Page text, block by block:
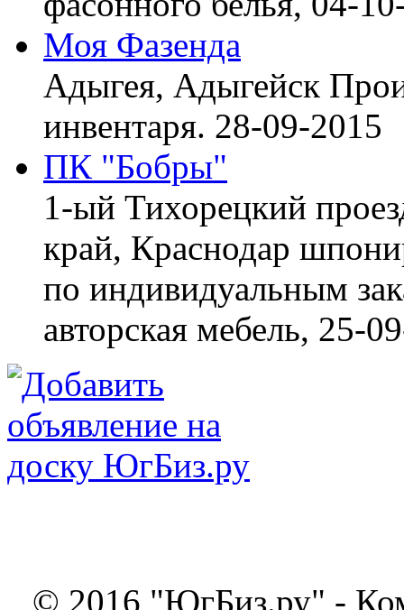
Моя Фазенда
Адыгея, Адыгейск
инвентаря. 28-09-2015
ПК "Бобры"
1-ый Тихорецкий
край, Краснодар
по индивидуальным
авторская мебель, 25-
© 2016 "ЮгБиз.ру" -